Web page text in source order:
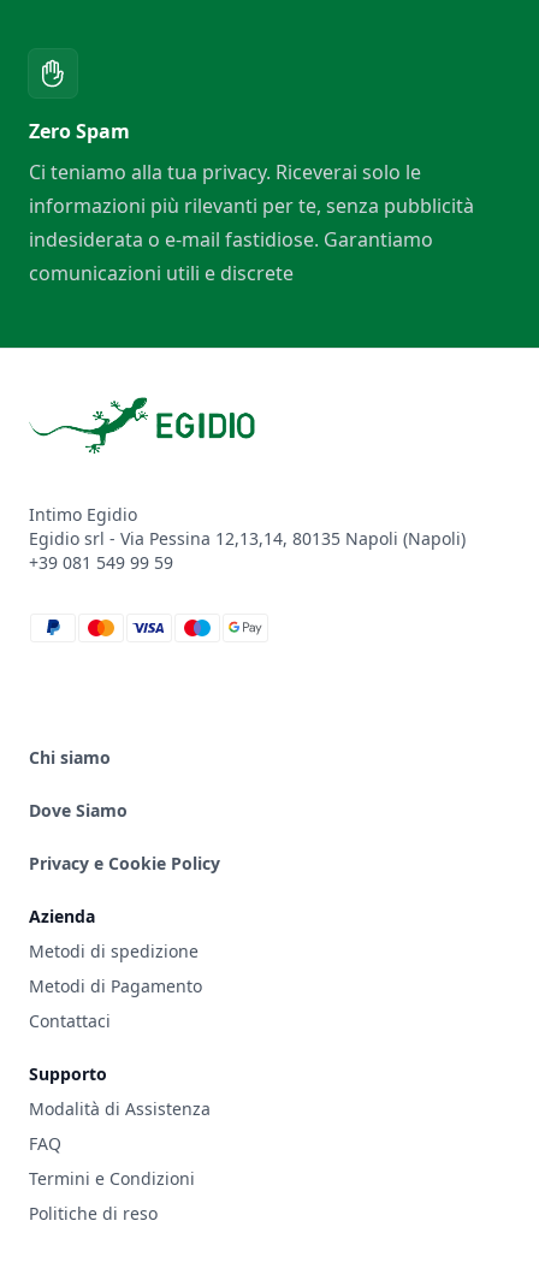
Zero Spam
Ci teniamo alla tua privacy. Riceverai solo le
informazioni più rilevanti per te, senza pubblicità
indesiderata o e-mail fastidiose. Garantiamo
comunicazioni utili e discrete
Intimo Egidio
Egidio srl - Via Pessina 12,13,14, 80135 Napoli (Napoli)
+39 081 549 99 59
paypal
mastercard
visa
maestro
google_pay
Chi siamo
Dove Siamo
Privacy e Cookie Policy
Azienda
Metodi di spedizione
Metodi di Pagamento
Contattaci
Supporto
Modalità di Assistenza
FAQ
Termini e Condizioni
Politiche di reso